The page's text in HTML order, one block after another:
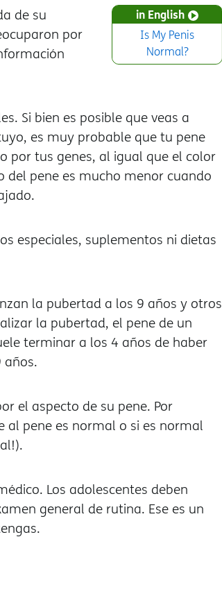
in English
Is My Penis
Normal?
de su
por
Si bien es posible que veas a
es muy probable que tu pene
por tus genes, al igual que el color
del pene es mucho menor cuando
especiales, suplementos ni dietas
la pubertad a los 9 años y otros
la pubertad, el pene de un
terminar a los 4 años de haber
el aspecto de su pene. Por
al pene es normal o si es normal
Los adolescentes deben
general de rutina. Ese es un